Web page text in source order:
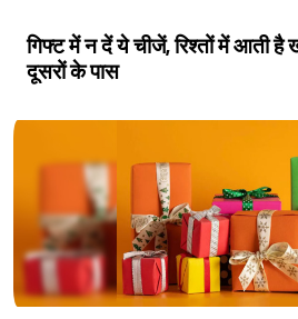
गिफ्ट में न दें ये चीजें, रिश्तों में आती है
दूसरों के पास